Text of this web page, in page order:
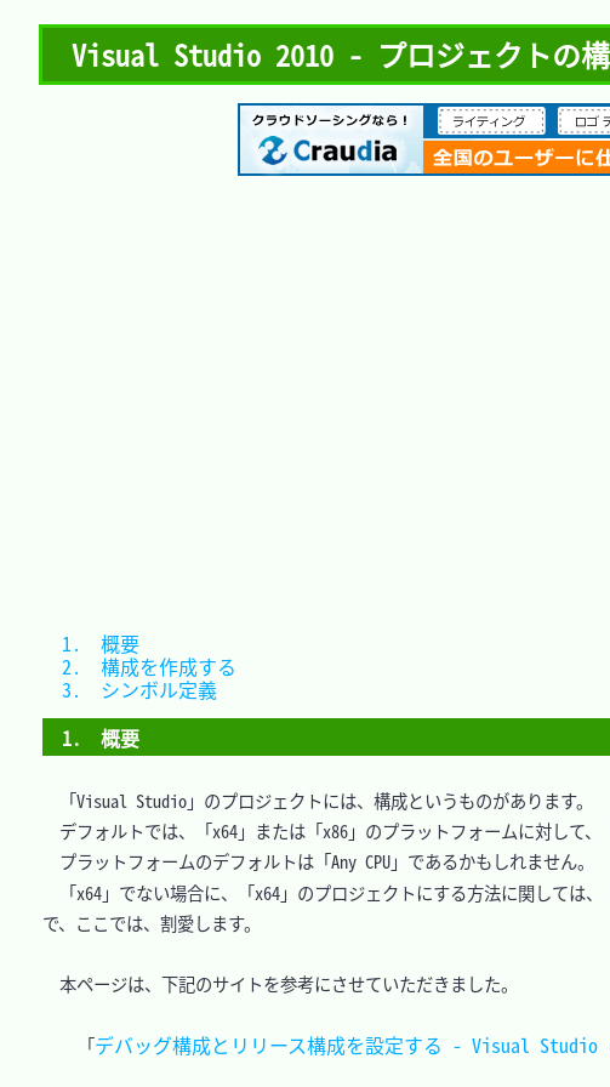
Visual Studio 2010 - プロジェクトの
1.　概要
「Visual Studio」のプロジェクトには、構成というものがあります。
デフォルトでは、「x64」または「x86」のプラットフォームに対して、
プラットフォームのデフォルトは「Any CPU」であるかもしれません。
「x64」でない場合に、「x64」のプロジェクトにする方法に関しては、
で、ここでは、割愛します。
本ページは、下記のサイトを参考にさせていただきました。
「デバッグ構成とリリース構成を設定する - Visual Studio